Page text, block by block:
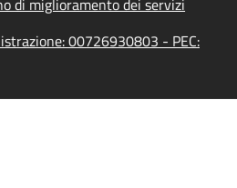
di miglioramento dei servizi
00726930803 - PEC: